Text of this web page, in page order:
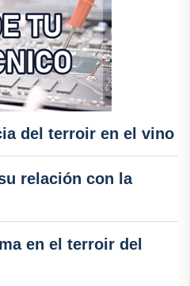
del terroir en el vino
relación con la
en el terroir del